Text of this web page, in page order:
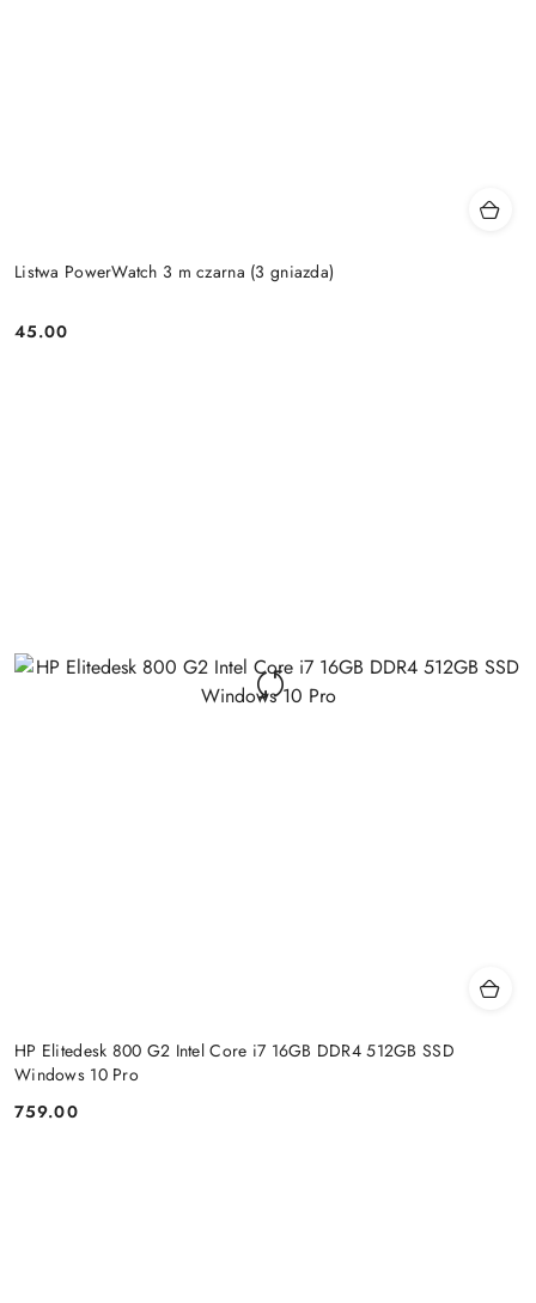
Listwa PowerWatch 3 m czarna (3 gniazda)
Price:
45.00
HP Elitedesk 800 G2 Intel Core i7 16GB DDR4 512GB SSD
Windows 10 Pro
Price:
759.00